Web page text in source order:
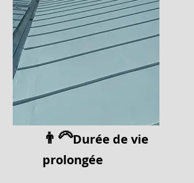
👨‍🦳Durée de vie
prolongée